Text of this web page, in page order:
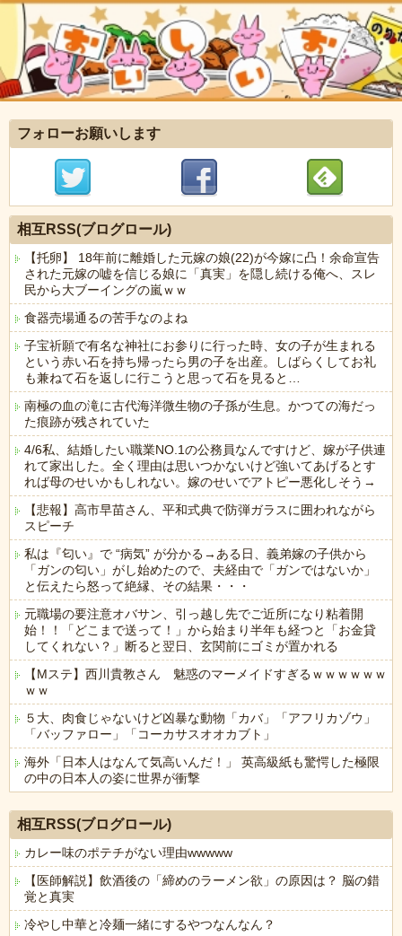
フォローお願いします
相互RSS(ブログロール)
【托卵】 18年前に離婚した元嫁の娘(22)が今嫁に凸！余命宣告
された元嫁の嘘を信じる娘に「真実」を隠し続ける俺へ、スレ
民から大ブーイングの嵐ｗｗ
食器売場通るの苦手なのよね
子宝祈願で有名な神社にお参りに行った時、女の子が生まれる
という赤い石を持ち帰ったら男の子を出産。しばらくしてお礼
も兼ねて石を返しに行こうと思って石を見ると…
南極の血の滝に古代海洋微生物の子孫が生息。かつての海だっ
た痕跡が残されていた
4/6私、結婚したい職業NO.1の公務員なんですけど、嫁が子供連
れて家出した。全く理由は思いつかないけど強いてあげるとす
れば母のせいかもしれない。嫁のせいでアトピー悪化しそう→
【悲報】高市早苗さん、平和式典で防弾ガラスに囲われながら
スピーチ
私は『匂い』で “病気” が分かる→ある日、義弟嫁の子供から
「ガンの匂い」がし始めたので、夫経由で「ガンではないか」
と伝えたら怒って絶縁、その結果・・・
元職場の要注意オバサン、引っ越し先でご近所になり粘着開
始！！「どこまで送って！」から始まり半年も経つと「お金貸
してくれない？」断ると翌日、玄関前にゴミが置かれる
【Mステ】西川貴教さん 魅惑のマーメイドすぎるｗｗｗｗｗｗ
ｗｗ
５大、肉食じゃないけど凶暴な動物「カバ」「アフリカゾウ」
「バッファロー」「コーカサスオオカブト」
海外「日本人はなんて気高いんだ！」 英高級紙も驚愕した極限
の中の日本人の姿に世界が衝撃
相互RSS(ブログロール)
カレー味のポテチがない理由wwwww
【医師解説】飲酒後の「締めのラーメン欲」の原因は？ 脳の錯
覚と真実
冷やし中華と冷麺一緒にするやつなんなん？